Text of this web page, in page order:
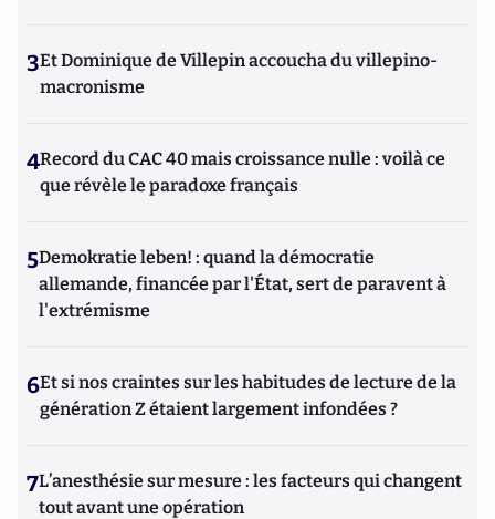
3Et Dominique de Villepin accoucha du villepino-
macronisme
4Record du CAC 40 mais croissance nulle : voilà ce
que révèle le paradoxe français
5Demokratie leben! : quand la démocratie
allemande, financée par l'État, sert de paravent à
l'extrémisme
6Et si nos craintes sur les habitudes de lecture de la
génération Z étaient largement infondées ?
7L’anesthésie sur mesure : les facteurs qui changent
tout avant une opération